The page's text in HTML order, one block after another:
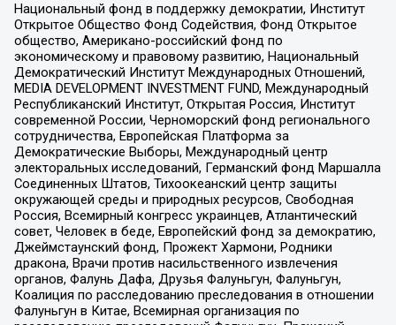
Национальный фонд в поддержку демократии, Институт
Открытое Общество Фонд Содействия, Фонд Открытое
общество, Американо-российский фонд по
экономическому и правовому развитию, Национальный
Демократический Институт Международных Отношений,
MEDIA DEVELOPMENT INVESTMENT FUND, Международный
Республиканский Институт, Открытая Россия, Институт
современной России, Черноморский фонд регионального
сотрудничества, Европейская Платформа за
Демократические Выборы, Международный центр
электоральных исследований, Германский фонд Маршалла
Соединенных Штатов, Тихоокеанский центр защиты
окружающей среды и природных ресурсов, Свободная
Россия, Всемирный конгресс украинцев, Атлантический
совет, Человек в беде, Европейский фонд за демократию,
Джеймстаунский фонд, Прожект Хармони, Родники
дракона, Врачи против насильственного извлечения
органов, Фалунь Дафа, Друзья Фалуньгун, Фалуньгун,
Коалиция по расследованию преследования в отношении
Фалуньгун в Китае, Всемирная организация по